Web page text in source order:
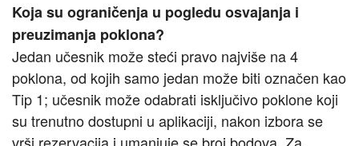
Koja su ograničenja u pogledu osvajanja i
preuzimanja poklona?
Jedan učesnik može steći pravo najviše na 4
poklona, od kojih samo jedan može biti označen kao
Tip 1; učesnik može odabrati isključivo poklone koji
su trenutno dostupni u aplikaciji, nakon izbora se